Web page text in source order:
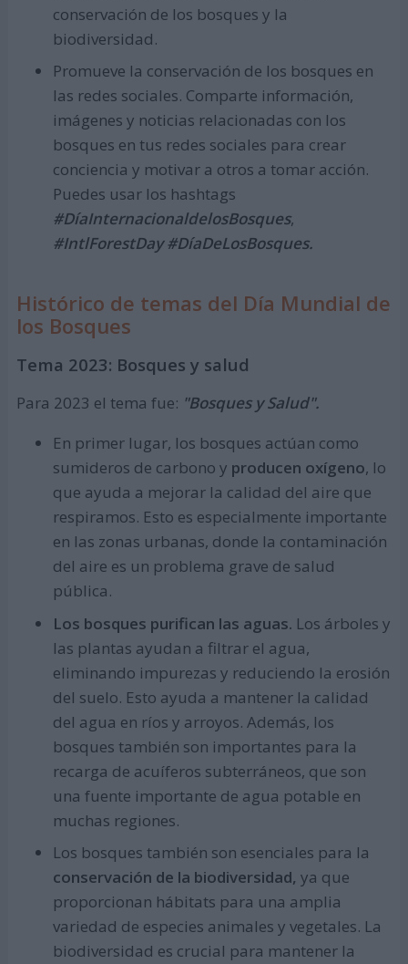
conservación de los bosques y la
biodiversidad.
Promueve la conservación de los bosques en
las redes sociales. Comparte información,
imágenes y noticias relacionadas con los
bosques en tus redes sociales para crear
conciencia y motivar a otros a tomar acción.
Puedes usar los hashtags
#DíaInternacionaldelosBosques,
#IntlForestDay #DíaDeLosBosques.
Histórico de temas del Día Mundial de
los Bosques
Tema 2023: Bosques y salud
Para 2023 el tema fue: "Bosques y Salud".
En primer lugar, los bosques actúan como
sumideros de carbono y producen oxígeno, lo
que ayuda a mejorar la calidad del aire que
respiramos. Esto es especialmente importante
en las zonas urbanas, donde la contaminación
del aire es un problema grave de salud
pública.
Los bosques purifican las aguas. Los árboles y
las plantas ayudan a filtrar el agua,
eliminando impurezas y reduciendo la erosión
del suelo. Esto ayuda a mantener la calidad
del agua en ríos y arroyos. Además, los
bosques también son importantes para la
recarga de acuíferos subterráneos, que son
una fuente importante de agua potable en
muchas regiones.
Los bosques también son esenciales para la
conservación de la biodiversidad, ya que
proporcionan hábitats para una amplia
variedad de especies animales y vegetales. La
biodiversidad es crucial para mantener la